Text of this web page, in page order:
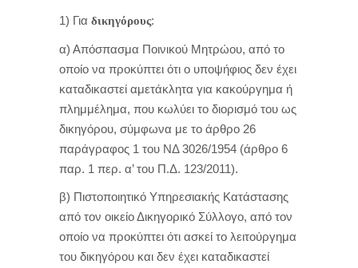
1) Για δικηγόρους:
α) Απόσπασμα Ποινικού Μητρώου, από το
οποίο να προκύπτει ότι ο υποψήφιος δεν έχει
καταδικαστεί αμετάκλητα για κακούργημα ή
πλημμέλημα, που κωλύει το διορισμό του ως
δικηγόρου, σύμφωνα με το άρθρο 26
παράγραφος 1 του ΝΔ 3026/1954 (άρθρο 6
παρ. 1 περ. α’ του Π.Δ. 123/2011).
β) Πιστοποιητικό Υπηρεσιακής Κατάστασης
από τον οικείο Δικηγορικό Σύλλογο, από τον
οποίο να προκύπτει ότι ασκεί το λειτούργημα
του δικηγόρου και δεν έχει καταδικαστεί